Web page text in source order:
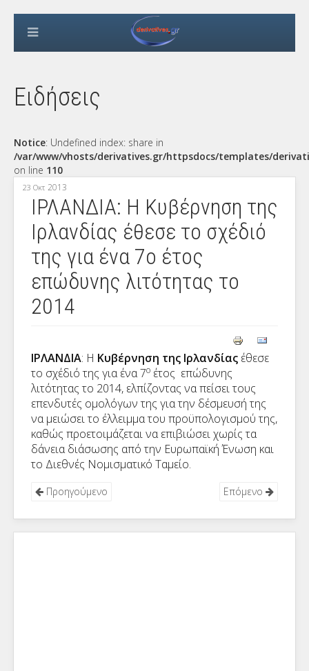
Ειδήσεις
Notice: Undefined index: share in
/var/www/vhosts/derivatives.gr/httpsdocs/templates/
on line 110
23 Οκτ 2013
ΙΡΛΑΝΔΙΑ: Η Κυβέρνηση της
Ιρλανδίας έθεσε το σχέδιό
της για ένα 7ο έτος
επώδυνης λιτότητας το
2014
ΙΡΛΑΝΔΙΑ: Η Κυβέρνηση της Ιρλανδίας έθεσε
το σχέδιό της για ένα 7ο έτος επώδυνης
λιτότητας το 2014, ελπίζοντας να πείσει τους
επενδυτές ομολόγων της για την δέσμευσή της
να μειώσει το έλλειμμα του προϋπολογισμού της,
καθώς προετοιμάζεται να επιβιώσει χωρίς τα
δάνεια διάσωσης από την Ευρωπαϊκή Ένωση και
το Διεθνές Νομισματικό Ταμείο.
Προηγούμενο Επόμενο